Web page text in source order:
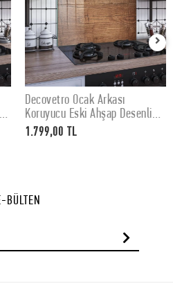
SEPETE EKLE
Decovetro Ocak Arkası
Koruyucu Eski Ahşap Desenli
76x50cm
1.799,00 TL
BÜLTEN